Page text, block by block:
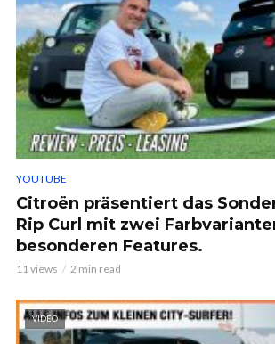
YOUTUBE
Citroën präsentiert das
Rip Curl mit zwei
besonderen Features.
11 views 2 min read
VIDEO